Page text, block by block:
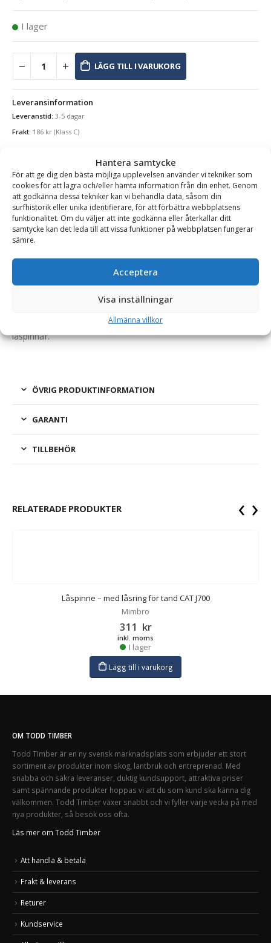
Hantera samtycke
För att ge dig den bästa möjliga upplevelsen använder vi tekniker som
cookies för att lagra och/eller hämta information från din enhet. Genom
att godkänna dessa tekniker kan vi behandla data, såsom din
surfhistorik eller unika identifierare, för att förbättra webbplatsens
funktionalitet. Om du väljer att inte godkänna eller återkallar ditt
samtycke kan det leda till att vissa funktioner på webbplatsen fungerar
sämre.
Acceptera
Visa inställningar
Allmänna villkor
I lager
LÄGG TILL I VARUKORG
Leveransinformation
Leveranstid: 3-5 dagar
Frakt: 186 kr (Klass C)
Lås till Skoptänder
BESKRIVNING
Låspinne – med låsring för tand CAT J450, antal 4 st
En robust låspinne med låsring för montering av tand på
skopans tandhållare. Anpassad för CAT J450.
Denna produkt säljs som ett paket omfattande 4 stycken
låspinnar.
ÖVRIG PRODUKTINFORMATION
GARANTI
TILLBEHÖR
RELATERADE PRODUKTER
Låspinne – med låsring för tand CAT J700
Mimbro
311 kr
inkl. moms
I lager
Lägg till i varukorg
‹ ›
OM TODD TIMBER
Todd Timber är en ny svensk marknadsplats som erbjuder ett stort
sortiment av produkter inom skog, lantbruk och entreprenad. Med
snabba och säkra leveranser, duktig kundsupport, attraktiva priser
samt spännande produkter hoppas vi att du som kund ska känna dig
välkommen. Todd Timber växer snabbt och vi fyller varje vecka på med
nya produkter, så besök oss ofta.
Läs mer om Todd Timber
Att handla & betala
Frakt & leverans
Returer
Kundservice